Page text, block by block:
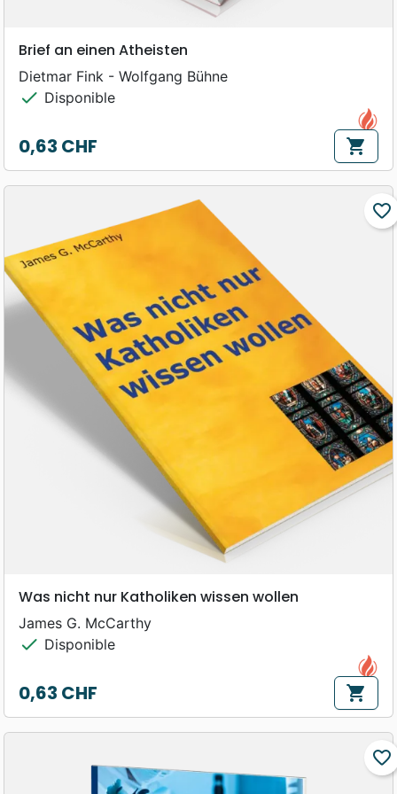
Brief an einen Atheisten
Dietmar Fink - Wolfgang Bühne
check Disponible
Prix
0,63 CHF shopping_cart
favorite_border
Was nicht nur Katholiken wissen wollen
James G. McCarthy
check Disponible
Prix
0,63 CHF shopping_cart
favorite_border